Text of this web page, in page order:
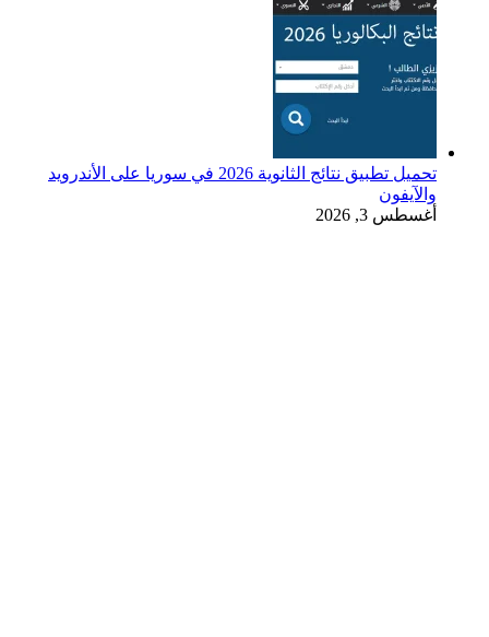
تحميل تطبيق نتائج الثانوية 2026 في سوريا على الأندرويد
والآيفون
أغسطس 3, 2026